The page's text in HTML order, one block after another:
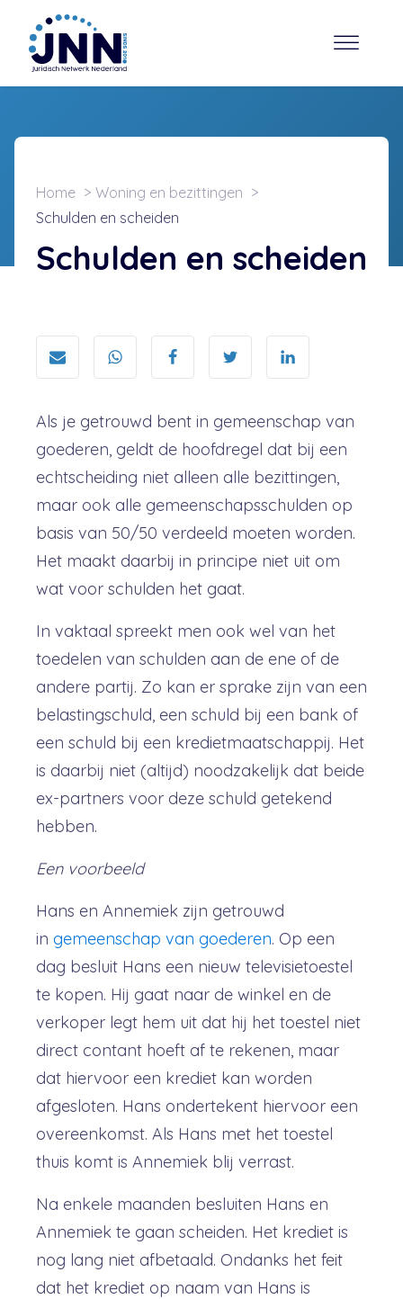
Home
Woning en bezittingen
Schulden en scheiden
Schulden en scheiden
Als je getrouwd bent in gemeenschap van
goederen, geldt de hoofdregel dat bij een
echtscheiding niet alleen alle bezittingen,
maar ook alle gemeenschapsschulden op
basis van 50/50 verdeeld moeten worden.
Het maakt daarbij in principe niet uit om
wat voor schulden het gaat.
In vaktaal spreekt men ook wel van het
toedelen van schulden aan de ene of de
andere partij. Zo kan er sprake zijn van een
belastingschuld, een schuld bij een bank of
een schuld bij een kredietmaatschappij. Het
is daarbij niet (altijd) noodzakelijk dat beide
ex-partners voor deze schuld getekend
hebben.
Een voorbeeld
Hans en Annemiek zijn getrouwd
in gemeenschap van goederen. Op een
dag besluit Hans een nieuw televisietoestel
te kopen. Hij gaat naar de winkel en de
verkoper legt hem uit dat hij het toestel niet
direct contant hoeft af te rekenen, maar
dat hiervoor een krediet kan worden
afgesloten. Hans ondertekent hiervoor een
overeenkomst. Als Hans met het toestel
thuis komt is Annemiek blij verrast.
Na enkele maanden besluiten Hans en
Annemiek te gaan scheiden. Het krediet is
nog lang niet afbetaald. Ondanks het feit
dat het krediet op naam van Hans is